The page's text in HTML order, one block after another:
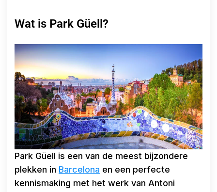
Wat is Park Güell?
Park Güell is een van de meest bijzondere
plekken in Barcelona en een perfecte
kennismaking met het werk van Antoni